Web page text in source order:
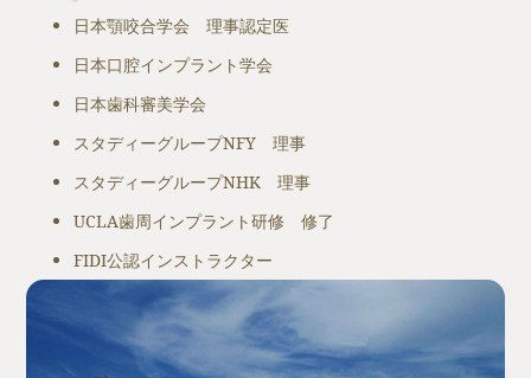
日本顎咬合学会 理事認定医
日本口腔インプラント学会
日本歯科審美学会
スタディーグループNFY 理事
スタディーグループNHK 理事
UCLA歯周インプラント研修 修了
FIDI公認インストラクター